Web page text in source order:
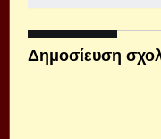
Δημοσίευση